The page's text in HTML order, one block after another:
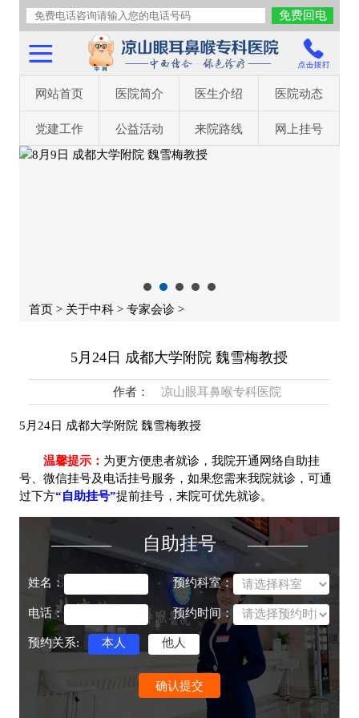
网站首页 医院简介 医生介绍 医院动态
党建工作 公益活动 来院路线 网上挂号
首页 > 关于中科 >专家会诊 >
5月24日 成都大学附院 魏雪梅教授
作者： 凉山眼耳鼻喉专科医院
5月24日 成都大学附院 魏雪梅教授
温馨提示： 为更方便患者就诊，我院开通网络自助挂
号、微信挂号及电话挂号服务，如果您需来我院就诊，可通
过下方“自助挂号”提前挂号，来院可优先就诊。
自助挂号
姓名： 预约科室：
电话： 预约时间：
预约关系: 本人 他人